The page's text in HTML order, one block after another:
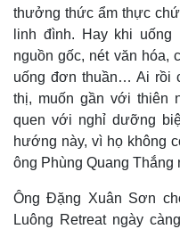
Thể thao
thưởng thức ẩm thực
linh đình. Hay khi
nguồn gốc, nét văn hóa,
uống đơn thuần… Ai rồi
thị, muốn gần với thiên
quen với nghỉ dưỡng
hướng này, vì họ không
ông Phùng Quang Thắng
Ông Đặng Xuân Sơn
Luông Retreat ngày